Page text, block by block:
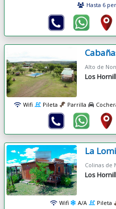
Hasta 6
Alto de
Los
Wifi Pileta Parrilla
La
Colinas de
Los
Wifi A/A Pileta